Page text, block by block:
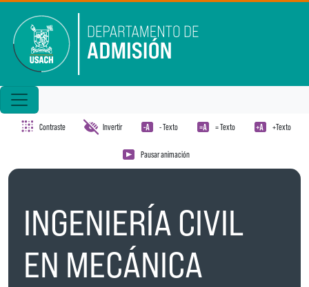
Contraste Invertir - Texto = Texto +Texto
Pausar animación
INGENIERÍA CIVIL
EN MECÁNICA